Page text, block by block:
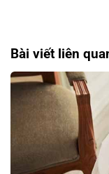
Bài viết liên